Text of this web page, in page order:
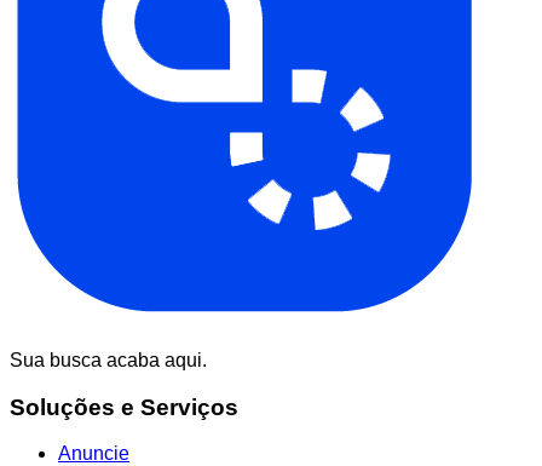
Sua busca acaba aqui.
Soluções e Serviços
Anuncie